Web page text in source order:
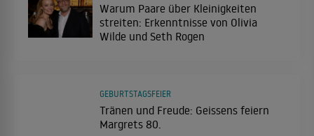
Warum Paare über Kleinigkeiten
streiten: Erkenntnisse von Olivia
Wilde und Seth Rogen
Tränen und Freude: Geissens feiern
Margrets 80.
GEBURTSTAGSFEIER